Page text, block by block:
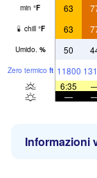
min °F 63
chill °F 63
Umido. % 50
Zero termico ft 11800
6:35
—
Informazioni